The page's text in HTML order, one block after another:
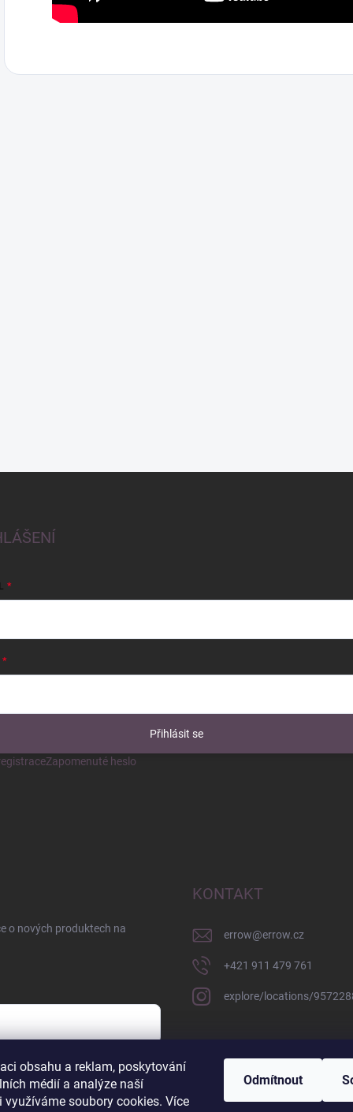
obsahu a reklam, poskytování
médií a analýze naší
využíváme soubory cookies. Více
Odmítnout
Přihlásit se
Zapomenuté heslo
o nových produktech na
údajů
KONTAKT
errow@errow.cz
+421 911 479 761
explore/locations/